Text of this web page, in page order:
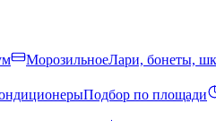
МорозильноеЛари, бонеты,
Подбор по площади